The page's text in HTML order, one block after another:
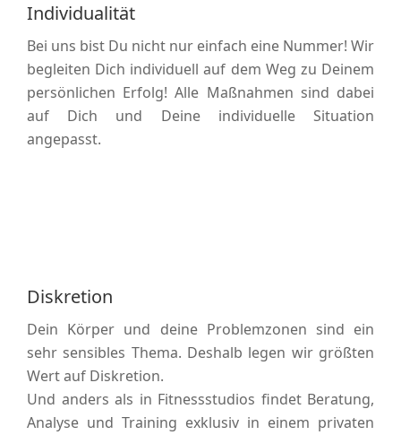
Individualität
Bei uns bist Du nicht nur einfach eine Nummer! Wir
begleiten Dich individuell auf dem Weg zu Deinem
persönlichen Erfolg! Alle Maßnahmen sind dabei
auf Dich und Deine individuelle Situation
angepasst.
Diskretion
Dein Körper und deine Problemzonen sind ein
sehr sensibles Thema. Deshalb legen wir größten
Wert auf Diskretion.
Und anders als in Fitnessstudios findet Beratung,
Analyse und Training exklusiv in einem privaten